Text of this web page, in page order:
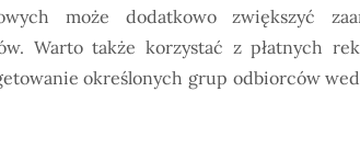
może dodatkowo zwiększyć
Warto także korzystać z płatnych
określonych grup odbiorców